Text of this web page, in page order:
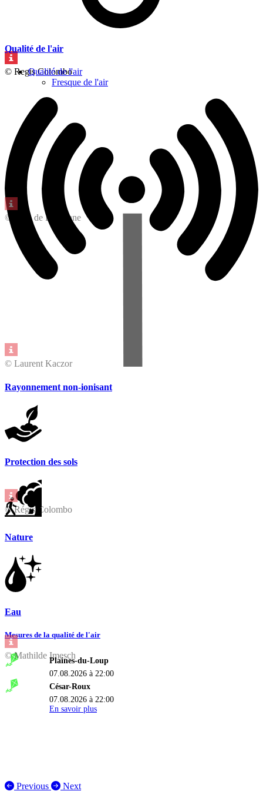
© Regis Colombo
© Ville de Lausanne
© Laurent Kaczor
© Régis Colombo
© Mathilde Imesch
Previous Next
Qualité de l'air
Qualité de l'air
Fresque de l'air
Rayonnement non-ionisant
Protection des sols
Nature
Eau
Mesures de la qualité de l'air
Plaines-du-Loup
07.08.2026 à 22:00
César-Roux
07.08.2026 à 22:00
En savoir plus